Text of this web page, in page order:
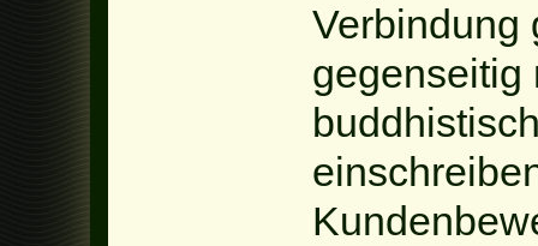
Verbindung
gegenseitig